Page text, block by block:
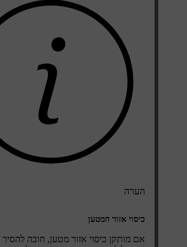
הערה
כיסוי אזור המטען
אם מותקן כיסוי אזור מטען, חובה להסיר